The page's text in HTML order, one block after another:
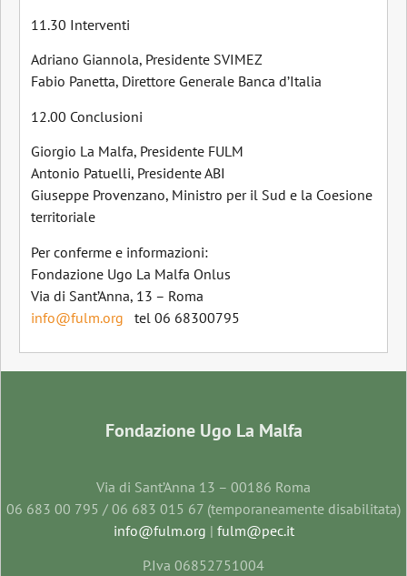
11.30 Interventi
Adriano Giannola, Presidente SVIMEZ
Fabio Panetta, Direttore Generale Banca d’Italia
12.00 Conclusioni
Giorgio La Malfa, Presidente FULM
Antonio Patuelli, Presidente ABI
Giuseppe Provenzano, Ministro per il Sud e la Coesione
territoriale
Per conferme e informazioni:
Fondazione Ugo La Malfa Onlus
Via di Sant’Anna, 13 – Roma
info@fulm.org tel 06 68300795
Fondazione Ugo La Malfa
Via di Sant’Anna 13 – 00186 Roma
06 683 00 795 / 06 683 015 67 (temporaneamente disabilitata)
info@fulm.org | fulm@pec.it
P.Iva 06852751004